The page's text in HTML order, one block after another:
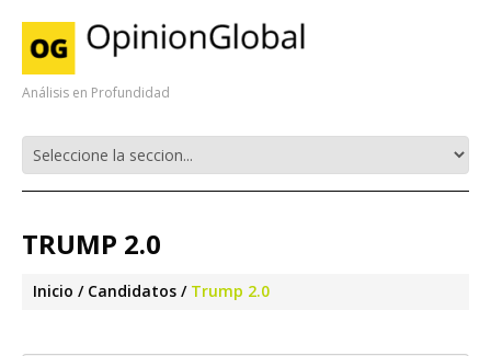
Análisis en Profundidad
TRUMP 2.0
Inicio Candidatos Trump 2.0